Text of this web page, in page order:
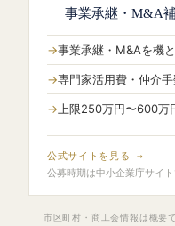
事業承継・M&A
事業承継・M&Aを機
専門家活用費・仲介
上限250万円〜600万
公式サイトを見る →
公募時期は中小企業庁サイ
市区町村・商工会情報は概要